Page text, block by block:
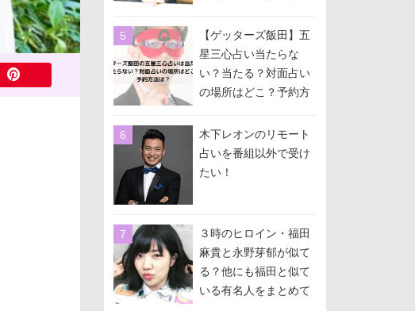
【ゲッターズ飯田】五
星三心占い当たらな
い？当たる？対面占い
の場所はどこ？予約方
木下レオンのリモート
占いを番組以外で受け
たい！
３時のヒロイン・福田
麻貴と永野芽郁が似て
る？他にも福田と似て
いる有名人をまとめて